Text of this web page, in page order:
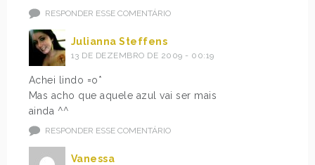
RESPONDER ESSE COMENTÁRIO
Julianna Steffens
13 DE DEZEMBRO DE 2009 - 00:19
Achei lindo =o*
Mas acho que aquele azul vai ser mais
ainda ^^
RESPONDER ESSE COMENTÁRIO
Vanessa